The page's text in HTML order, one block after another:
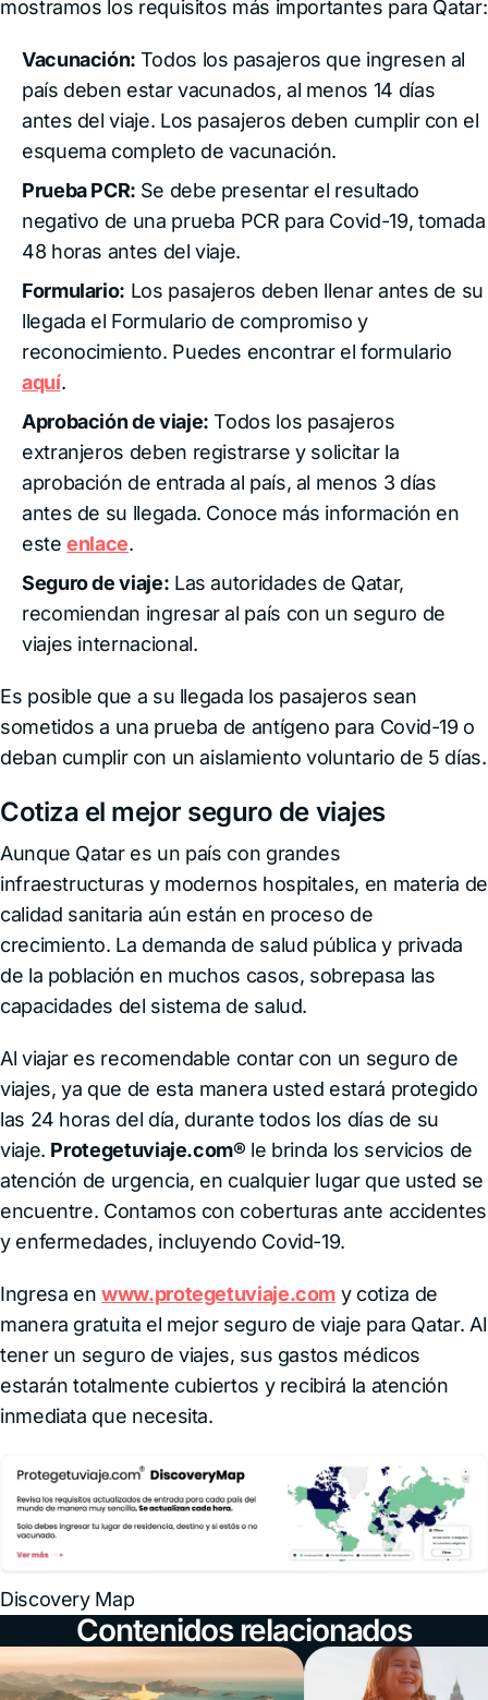
mostramos los requisitos más importantes para Qatar:
Vacunación: Todos los pasajeros que ingresen al
país deben estar vacunados, al menos 14 días
antes del viaje. Los pasajeros deben cumplir con el
esquema completo de vacunación.
Prueba PCR: Se debe presentar el resultado
negativo de una prueba PCR para Covid-19, tomada
48 horas antes del viaje.
Formulario: Los pasajeros deben llenar antes de su
llegada el Formulario de compromiso y
reconocimiento. Puedes encontrar el formulario
aquí.
Aprobación de viaje: Todos los pasajeros
extranjeros deben registrarse y solicitar la
aprobación de entrada al país, al menos 3 días
antes de su llegada. Conoce más información en
esteenlace.
Seguro de viaje: Las autoridades de Qatar,
recomiendan ingresar al país con un seguro de
viajes internacional.
Es posible que a su llegada los pasajeros sean
sometidos a una prueba de antígeno para Covid-19 o
deban cumplir con un aislamiento voluntario de 5 días.
Cotiza el mejor seguro de viajes
Aunque Qatar es un país con grandes
infraestructuras y modernos hospitales, en materia de
calidad sanitaria aún están en proceso de
crecimiento. La demanda de salud pública y privada
de la población en muchos casos, sobrepasa las
capacidades del sistema de salud.
Al viajar es recomendable contar con un seguro de
viajes, ya que de esta manera usted estará protegido
las 24 horas del día, durante todos los días de su
viaje. Protegetuviaje.com® le brinda los servicios de
atención de urgencia, en cualquier lugar que usted se
encuentre. Contamos con coberturas ante accidentes
y enfermedades, incluyendo Covid-19.
Ingresa enwww.protegetuviaje.com y cotiza de
manera gratuita el mejor seguro de viaje para Qatar. Al
tener un seguro de viajes, sus gastos médicos
estarán totalmente cubiertos y recibirá la atención
inmediata que necesita.
Discovery Map
Contenidos relacionados